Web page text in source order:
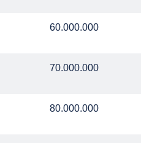
60.000.000
70.000.000
80.000.000